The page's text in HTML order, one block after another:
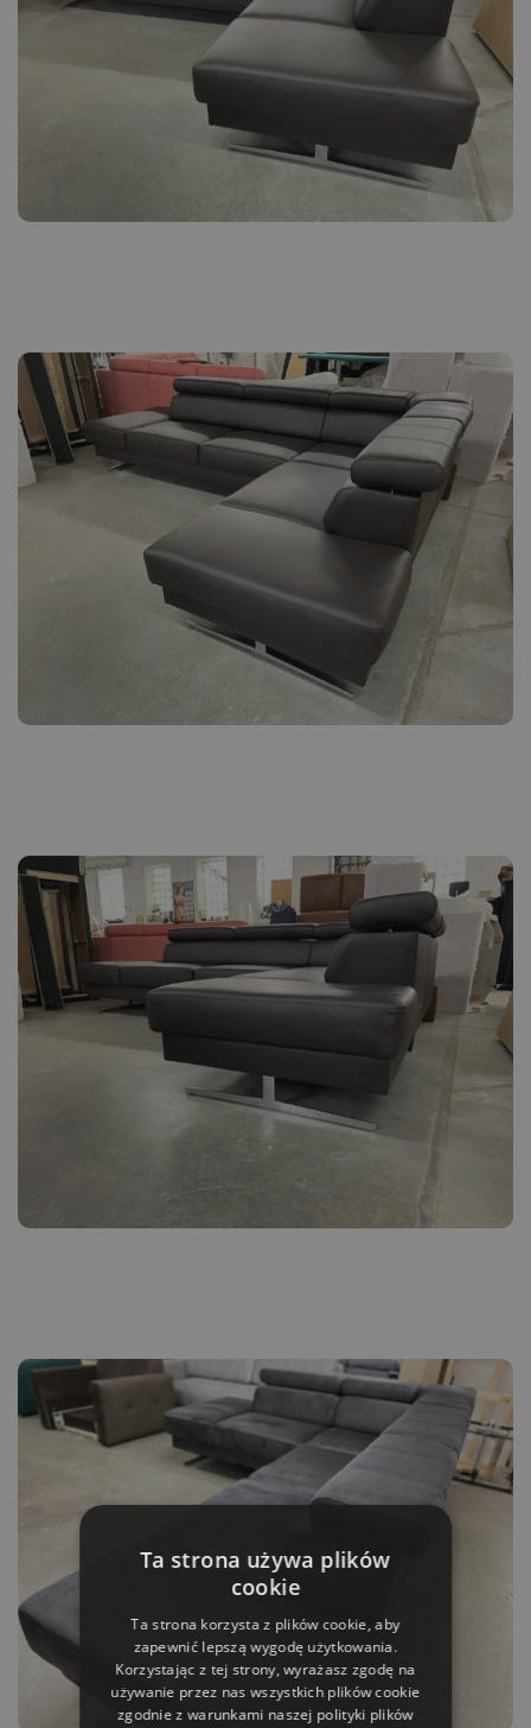
Ta strona używa plików
cookie
Ta strona korzysta z plików cookie, aby
zapewnić lepszą wygodę użytkowania.
Korzystając z tej strony, wyrażasz zgodę na
używanie przez nas wszystkich plików cookie
zgodnie z warunkami naszej polityki plików